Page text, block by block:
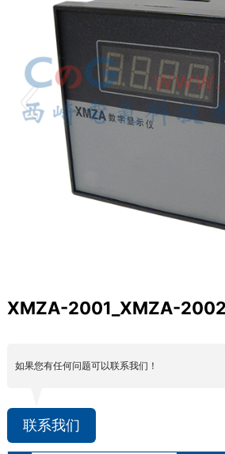
XMZA-2001_XMZA-2002
如果您有任何问题可以联系我们！
联系我们